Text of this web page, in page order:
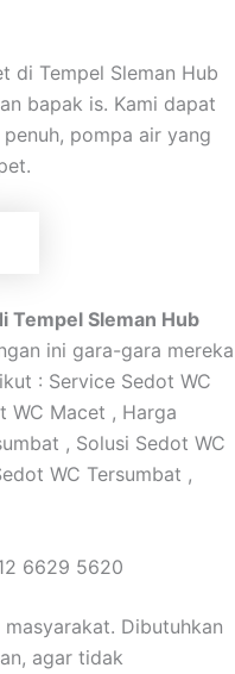
di Tempel Sleman Hub
bapak is. Kami dapat
pompa air yang
Tempel Sleman Hub
ini gara-gara mereka
: Service Sedot WC
WC Macet , Harga
, Solusi Sedot WC
WC Tersumbat ,
6629 5620
Dibutuhkan
agar tidak